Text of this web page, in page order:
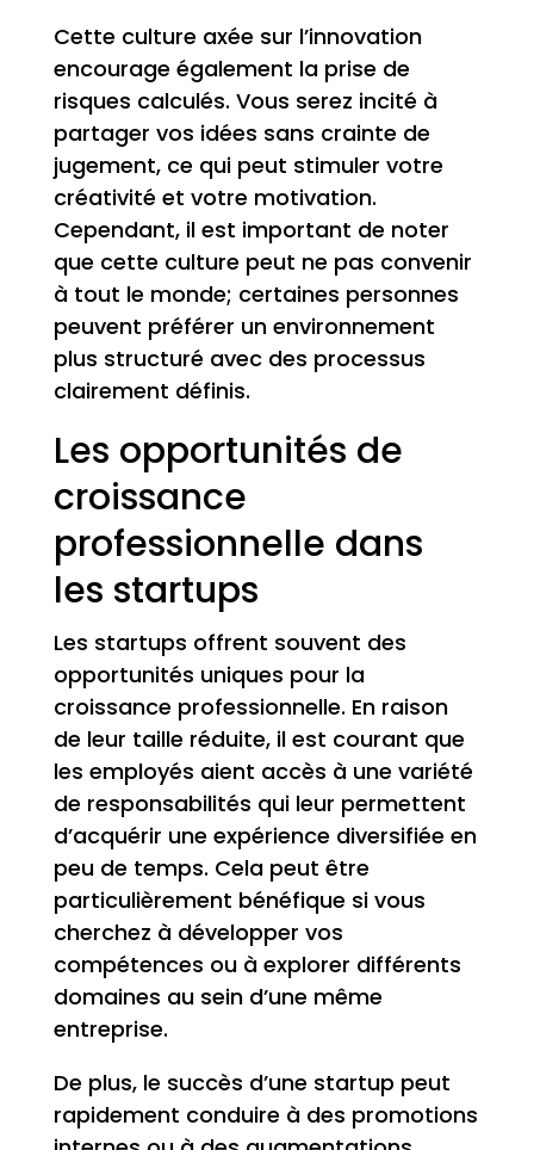
Cette culture axée sur l’innovation
encourage également la prise de
risques calculés. Vous serez incité à
partager vos idées sans crainte de
jugement, ce qui peut stimuler votre
créativité et votre motivation.
Cependant, il est important de noter
que cette culture peut ne pas convenir
à tout le monde; certaines personnes
peuvent préférer un environnement
plus structuré avec des processus
clairement définis.
Les opportunités de
croissance
professionnelle dans
les startups
Les startups offrent souvent des
opportunités uniques pour la
croissance professionnelle. En raison
de leur taille réduite, il est courant que
les employés aient accès à une variété
de responsabilités qui leur permettent
d’acquérir une expérience diversifiée en
peu de temps. Cela peut être
particulièrement bénéfique si vous
cherchez à développer vos
compétences ou à explorer différents
domaines au sein d’une même
entreprise.
De plus, le succès d’une startup peut
rapidement conduire à des promotions